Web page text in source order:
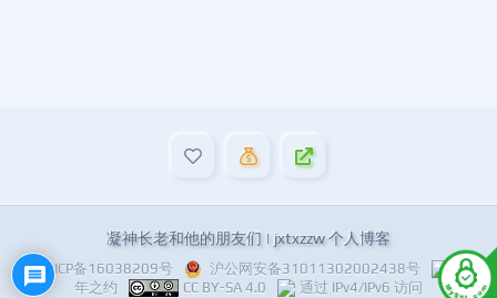
凝神长老和他的朋友们 | jxtxzzw 个人博客
沪ICP备16038209号 沪公网安备31011302002438号
十
年之约
CC BY-SA 4.0 通过 IPv4/IPv6 访问